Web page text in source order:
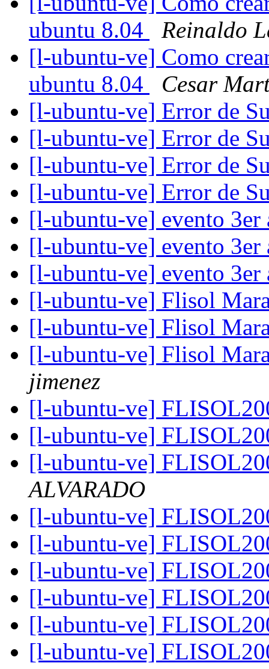
ubuntu 8.04
Reinaldo
[l-ubuntu-ve] Como
ubuntu 8.04
Cesar
[l-ubuntu-ve] Error de
[l-ubuntu-ve] Error de
[l-ubuntu-ve] Error de
[l-ubuntu-ve] Error de
[l-ubuntu-ve] evento
[l-ubuntu-ve] evento
[l-ubuntu-ve] evento
[l-ubuntu-ve] Flisol
[l-ubuntu-ve] Flisol
[l-ubuntu-ve] Flisol
jimenez
[l-ubuntu-ve]
[l-ubuntu-ve]
[l-ubuntu-ve]
ALVARADO
[l-ubuntu-ve]
[l-ubuntu-ve]
[l-ubuntu-ve]
[l-ubuntu-ve]
[l-ubuntu-ve]
[l-ubuntu-ve]